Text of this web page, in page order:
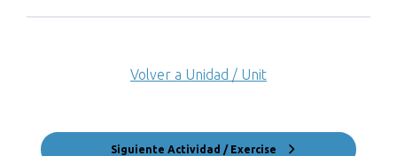
Volver a Unidad / Unit
Siguiente Actividad / Exercise